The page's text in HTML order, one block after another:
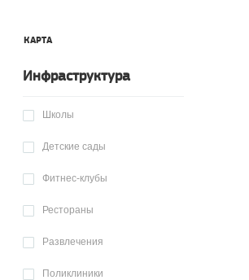
КАРТА
Инфраструктура
Школы
Детские сады
Фитнес-клубы
Рестораны
Развлечения
Поликлиники